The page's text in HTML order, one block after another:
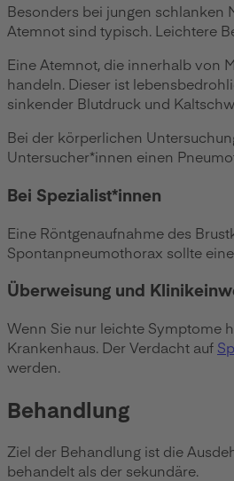
Besonders bei jungen schlanken
Atemnot sind typisch. Leichtere
Eine Atemnot, die innerhalb von
handeln. Dieser ist
sinkender Blutdruck und
Bei der körperlichen
Untersucher*innen einen
Bei Spezialist*innen
Eine Röntgenaufnahme des
Spontanpneumothorax sollte
Überweisung und
Wenn Sie nur leichte Symptome
Krankenhaus. Der Verdacht auf
werden.
Behandlung
Ziel der Behandlung ist die
behandelt als der sekundäre.